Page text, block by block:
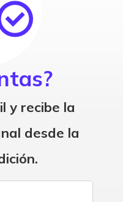
y recibe la
desde la